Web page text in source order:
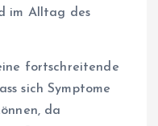
im Alltag des
fortschreitende
sich Symptome
da